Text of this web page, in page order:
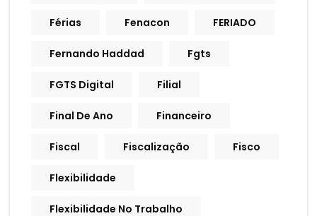
Férias Fenacon FERIADO
Fernando Haddad Fgts
FGTS Digital Filial
Final De Ano Financeiro
Fiscal Fiscalização Fisco
Flexibilidade
Flexibilidade No Trabalho